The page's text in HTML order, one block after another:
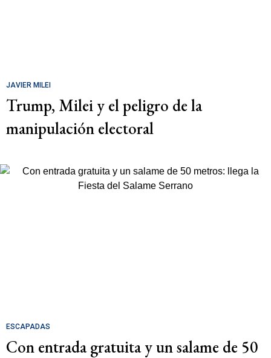
JAVIER MILEI
Trump, Milei y el peligro de la
manipulación electoral
ESCAPADAS
Con entrada gratuita y un salame de 50